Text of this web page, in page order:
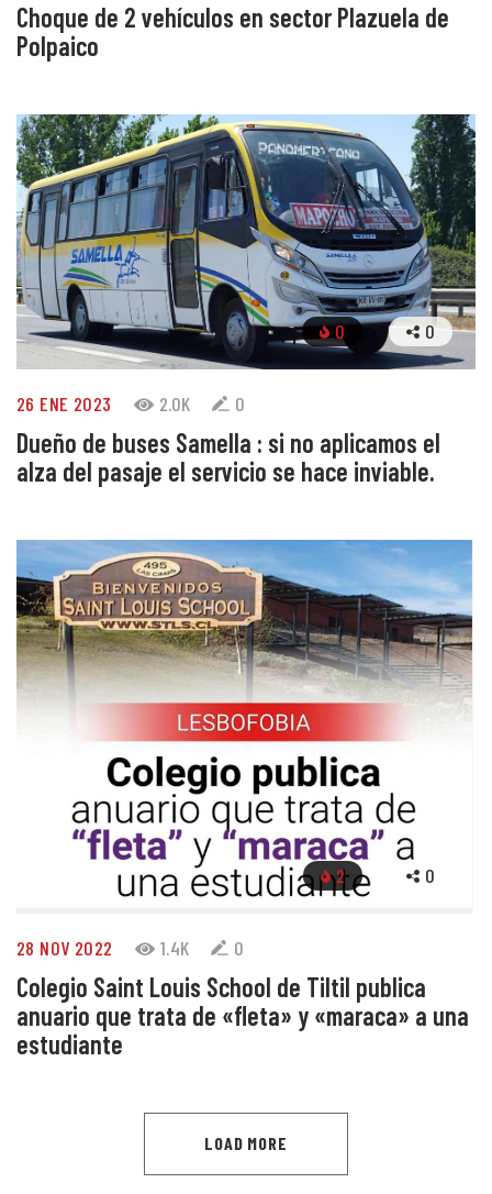
Choque de 2 vehículos en sector Plazuela de
Polpaico
0 0
26 ENE 2023 2.0K 0
Dueño de buses Samella : si no aplicamos el
alza del pasaje el servicio se hace inviable.
2 0
28 NOV 2022 1.4K 0
Colegio Saint Louis School de Tiltil publica
anuario que trata de «fleta» y «maraca» a una
estudiante
LOAD MORE